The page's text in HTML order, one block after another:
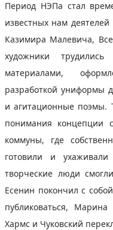
Период НЭПа стал
известных нам деятелей
Казимира Малевича,
художники
материалами,
разработкой униформы
и агитационные поэмы.
понимания концепции
коммуны, где
готовили и
творческие люди
Есенин покончил с
публиковаться,
Хармс и Чуковский